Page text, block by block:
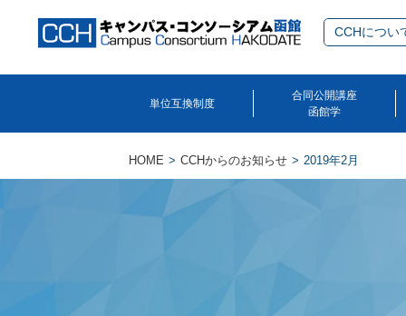
CCHについ
単位互換制度
合同公開講座
函館学
HOME CCHからのお知らせ 2019年2月